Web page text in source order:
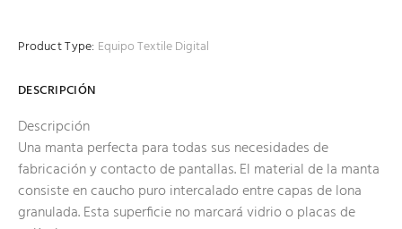
Product Type: Equipo Textile Digital
DESCRIPCIÓN
Descripción
Una manta perfecta para todas sus necesidades de
fabricación y contacto de pantallas. El material de la manta
consiste en caucho puro intercalado entre capas de lona
granulada. Esta superficie no marcará vidrio o placas de